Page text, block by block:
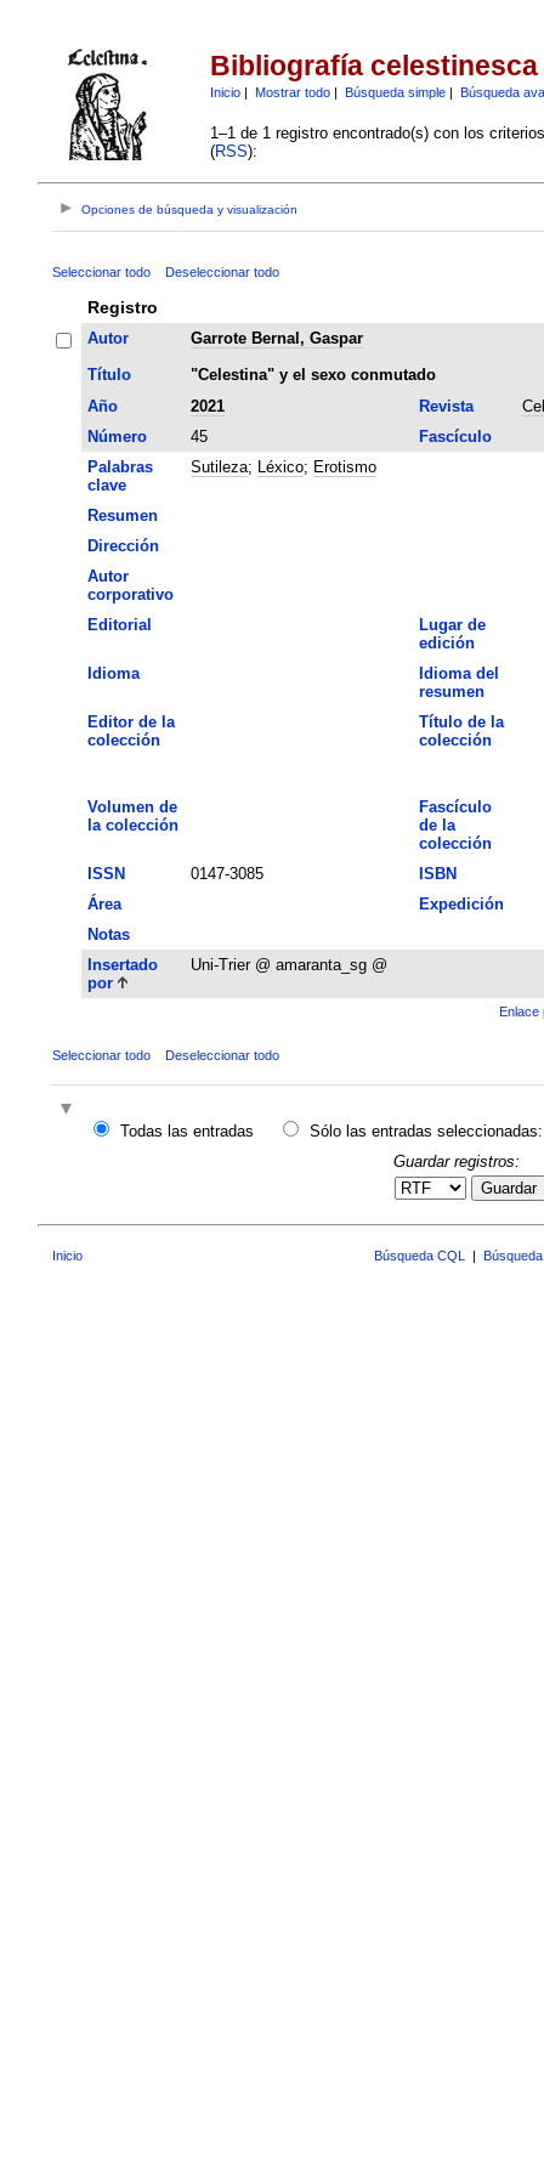
Bibliografía celestinesca
Inicio| Mostrar todo| Búsqueda simple| Búsqueda
1–1 de 1 registro encontrado(s) con los
(RSS):
Opciones de búsqueda y visualización
Seleccionar todo Deseleccionar todo
Registro
Autor
Garrote Bernal, Gaspar
Título
"Celestina" y el sexo conmutado
Año
2021 Revista
Número
45
Fascículo
Palabras
clave
Sutileza; Léxico; Erotismo
Resumen
Dirección
Autor
corporativo
Editorial
Lugar de
edición
Idioma
Idioma del
resumen
Editor de la
colección
Título de la
colección
Volumen de
la colección
Fascículo
de la
colección
ISSN
0147-3085
ISBN
Área
Expedición
Notas
Insertado
por
Uni-Trier @ amaranta_sg @
Enlace
Seleccionar todo Deseleccionar todo
Todas las entradas
Sólo las entradas seleccionadas:
Guardar registros:
Guardar
Inicio Búsqueda CQL